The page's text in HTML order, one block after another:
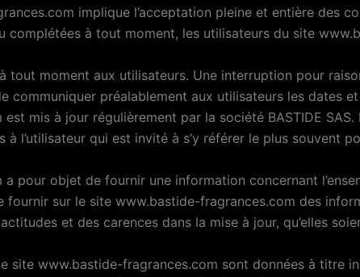
implique l’acceptation pleine et entière des
complétées à tout moment, les utilisateurs du site
tout moment aux utilisateurs. Une interruption pour
communiquer préalablement aux utilisateurs les dates
mis à jour régulièrement par la société BASTIDE
à l’utilisateur qui est invité à s’y référer le plus souvent
pour objet de fournir une information concernant
fournir sur le site www.bastide-fragrances.com des
et des carences dans la mise à jour, qu’elles
site www.bastide-fragrances.com sont données à titre